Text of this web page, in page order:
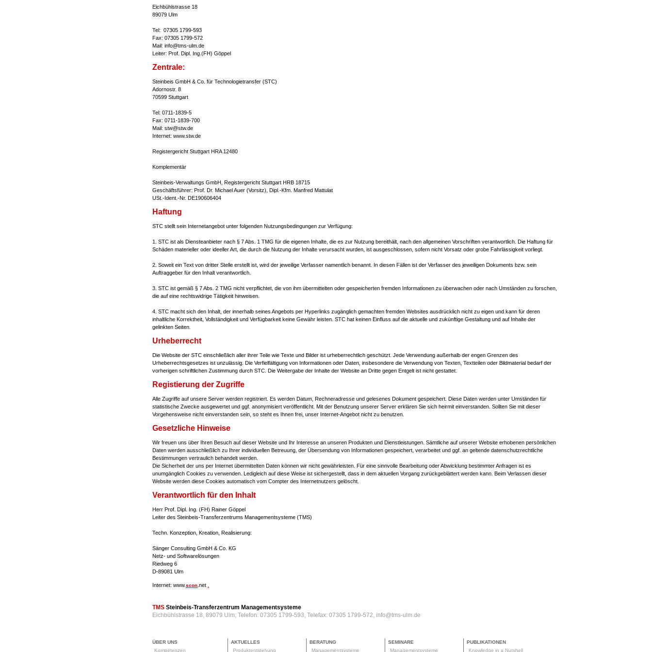
Eichbühlstrasse 18
89079 Ulm
Tel: 07305 1799-593
Fax: 07305 1799-572
Mail: info@tms-ulm.de
Leiter: Prof. Dipl. Ing.(FH) Göppel
Zentrale:
Steinbeis GmbH & Co. für Technologietransfer (STC)
Adornostr. 8
70599 Stuttgart
Tel: 0711-1839-5
Fax: 0711-1839-700
Mail: stw@stw.de
Internet: www.stw.de
Registergericht Stuttgart HRA 12480
Komplementär
Steinbeis-Verwaltungs GmbH, Registergericht Stuttgart HRB 18715
Geschäftsführer: Prof. Dr. Michael Auer (Vorsitz), Dipl.-Kfm. Manfred Mattulat
USt.-Ident.-Nr. DE190606404
Haftung
STC stellt sein Internetangebot unter folgenden Nutzungsbedingungen zur Verfügung:
1. STC ist als Diensteanbieter nach § 7 Abs. 1 TMG für die eigenen Inhalte, die es zur Nutzung bereithält, nach den allgemeinen Vorschriften verantwortlich. Die Haftung für
Schäden materieller oder ideeller Art, die durch die Nutzung der Inhalte verursacht wurden, ist ausgeschlossen, sofern nicht Vorsatz oder grobe Fahrlässigkeit vorliegt.
2. Soweit ein Text von dritter Stelle erstellt ist, wird der jeweilige Verfasser namentlich benannt. In diesen Fällen ist der Verfasser des jeweiligen Dokuments bzw. sein
Auftraggeber für den Inhalt verantwortlich.
3. STC ist gemäß § 7 Abs. 2 TMG nicht verpflichtet, die von ihm übermittelten oder gespeicherten fremden Informationen zu überwachen oder nach Umständen zu forschen,
die auf eine rechtswidrige Tätigkeit hinweisen.
4. STC macht sich den Inhalt, der innerhalb seines Angebots per Hyperlinks zugänglich gemachten fremden Websites ausdrücklich nicht zu eigen und kann für deren
inhaltliche Korrektheit, Vollständigkeit und Verfügbarkeit keine Gewähr leisten. STC hat keinen Einfluss auf die aktuelle und zukünftige Gestaltung und auf Inhalte der
gelinkten Seiten.
Urheberrecht
Die Website der STC einschließlich aller ihrer Teile wie Texte und Bilder ist urheberrechtlich geschützt. Jede Verwendung außerhalb der engen Grenzen des
Urheberrechtsgesetzes ist unzulässig. Die Verfielfältigung von Informationen oder Daten, insbesondere die Verwendung von Texten, Textteilen oder Bildmaterial bedarf der
vorherigen schriftlichen Zustimmung durch STC. Die Weitergabe der Inhalte der Website an Dritte gegen Entgelt ist nicht gestattet.
Registierung der Zugriffe
Alle Zugriffe auf unsere Server werden registriert. Es werden Datum, Rechneradresse und gelesenes Dokument gespeichert. Diese Daten werden unter Umständen für
statistische Zwecke ausgewertet und ggf. anonymisiert veröffentlicht. Mit der Benutzung unserer Server erklären Sie sich heirmit einverstanden. Sollten Sie mit dieser
Vorgehensweise nicht einverstanden sein, so steht es Ihnen frei, unser Internet-Angebot nicht zu benutzen.
Gesetzliche Hinweise
Wir freuen uns über Ihren Besuch auf dieser Website und Ihr Interesse an unseren Produkten und Dienstleistungen. Sämtliche auf unserer Website erhobenen persönlichen
Daten werden ausschließlich zu Ihrer individuellen Betreuung, der Übersendung von Informationen gespeichert, verarbeitet und ggf. an geltende datenschutzrechtliche
Bestimmungen vertraulich behandelt werden.
Die Sicherheit der uns per Internet übermittelten Daten können wir nicht gewährleisten. Für eine sinnvolle Bearbeitung oder Abwicklung bestimmter Anfragen ist es
unumgänglich Cookies zu verwenden. Ledigleich auf diese Weise ist sichergestellt, dass in dem aktuellen Vorgang zurückgeblättert werden kann. Beim Verlassen dieser
Website werden diese Cookies automatisch vom Compter des Internetnutzers gelöscht.
Verantwortlich für den Inhalt
Herr Prof. Dipl. Ing. (FH) Rainer Göppel
Leiter des Steinbeis-Transferzentrums Managementsysteme (TMS)
Techn. Konzeption, Kreation, Realisierung:
Sänger Consulting GmbH & Co. KG
Netz- und Softwarelösungen
Riedweg 6
D-89081 Ulm
Internet: www.scon .net
TMS Steinbeis-Transferzentrum Managementsysteme
Eichbühlstrasse 18, 89079 Ulm, Telefon: 07305 1799-593, Telefax: 07305 1799-572, info@tms-ulm.de
ÜBER UNS
Kompetenzen
AKTUELLES
Produktentstehung
BERATUNG
Managementsysteme
SEMINARE
Managementsysteme
PUBLIKATIONEN
Knowledge in a Nutshell